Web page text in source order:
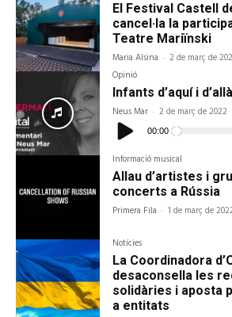
El Festival Castell
cancel·la la
Teatre Mariïnski
Maria Alsina - 2 de març de
Opinió
Infants d’aquí i d’allà
Neus Mar - 2 de març de 2022
Reproductor
d'àudio00:00
Informació musical
Allau d’artistes i
concerts a Rússia
Primera Fila - 1 de març de
Notícies
La Coordinadora
desaconsella les
solidàries i aposta
a entitats